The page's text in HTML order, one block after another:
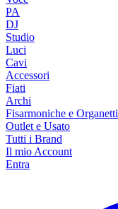
PA
DJ
Studio
Luci
Cavi
Accessori
Fiati
Archi
Fisarmoniche e Organetti
Outlet e Usato
Tutti i Brand
Il mio Account
Entra